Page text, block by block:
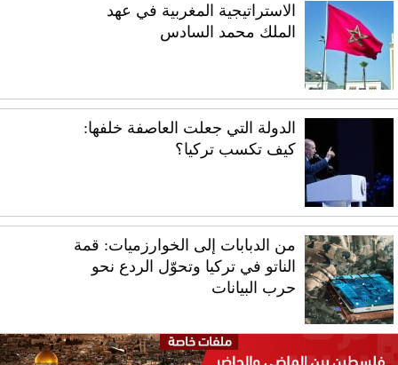
الاستراتيجية المغربية في عهد
الملك محمد السادس
الدولة التي جعلت العاصفة خلفها:
كيف تكسب تركيا؟
من الدبابات إلى الخوارزميات: قمة
الناتو في تركيا وتحوّل الردع نحو
حرب البيانات